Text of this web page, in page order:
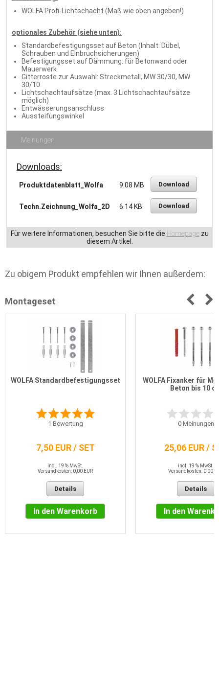
WOLFA Profi-Lichtschacht (Maß wie oben angeben!)
optionales Zubehör (siehe unten):
Standardbefestigungsset auf Beton (Inhalt: Dübel,
Schrauben und Einbruchsicherungen)
Befestigungsset auf Dämmung: für Betonwand oder
Mauerwerk
Gitterroste zur Auswahl: Streckmetall, MW 30/30, MW
30/10
Lichtschachtaufsätze (max. 3 Lichtschachtaufsätze
möglich)
Entwässerungsanschluss
Aussteifungswinkel
Meinungen
Downloads:
Produktdatenblatt_Wolfa 9.08 MB Download
Techn.Zeichnung_Wolfa_2D 6.14 KB Download
Für weitere Informationen, besuchen Sie bitte die Homepagezu
diesem Artikel.
Zu obigem Produkt empfehlen wir Ihnen außerdem:
Montageset
WOLFA Standardbefestigungsset
1 Bewertung
7,50 EUR / SET
incl. 19 % MwSt.
Versandkosten: 0,00 EUR
Details
In den Warenkorb
WOLFA Fixanker für
Beton bis 10
0Meinungen
25,06 EUR /
incl. 19 % MwSt.
Versandkosten: 0,00
Details
In den